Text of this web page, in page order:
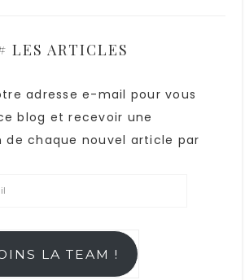
LES ARTICLES
adresse e-mail pour vous
blog et recevoir une
chaque nouvel article par
JE REJOINS LA TEAM !